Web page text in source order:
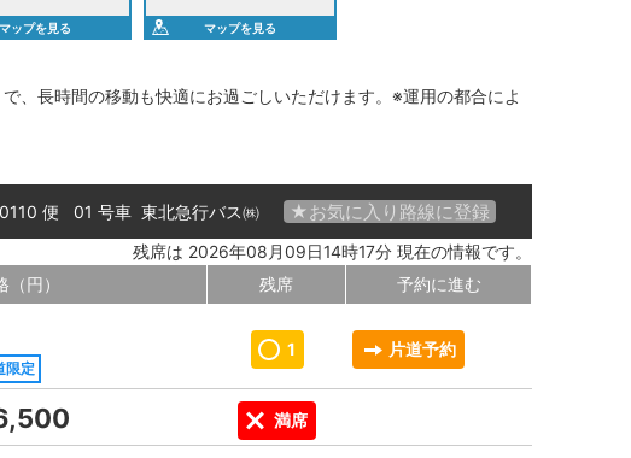
マップを見る マップを見る
、長時間の移動も快適にお過ごしいただけます。※運用の都合によ
★お気に入り路線に登録
0110 便 01 号車 東北急行バス㈱
残席は 2026年08月09日14時17分 現在の情報です。
（円） 残席 予約に進む
限定
1 片道予約
満席